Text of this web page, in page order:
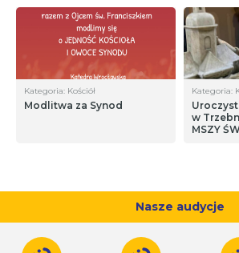
Kategoria: Kościół
Modlitwa za Synod
Kategoria:
w
MSZY
Nasze audycje